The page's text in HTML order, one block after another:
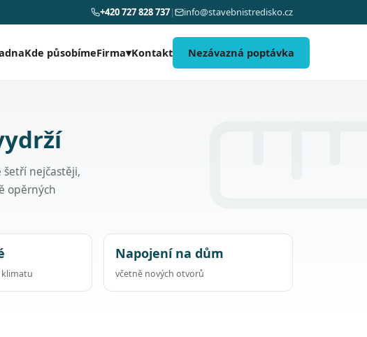
+420 727 828 737| info@stavebnistredisko.cz
Kde působímeFirma▾Kontakt Nezávazná poptávka
nejčastěji,
opěrných
klimatu
Napojení na dům
včetně nových otvorů